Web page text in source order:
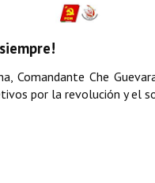
Comandante Che
por la revolución y el